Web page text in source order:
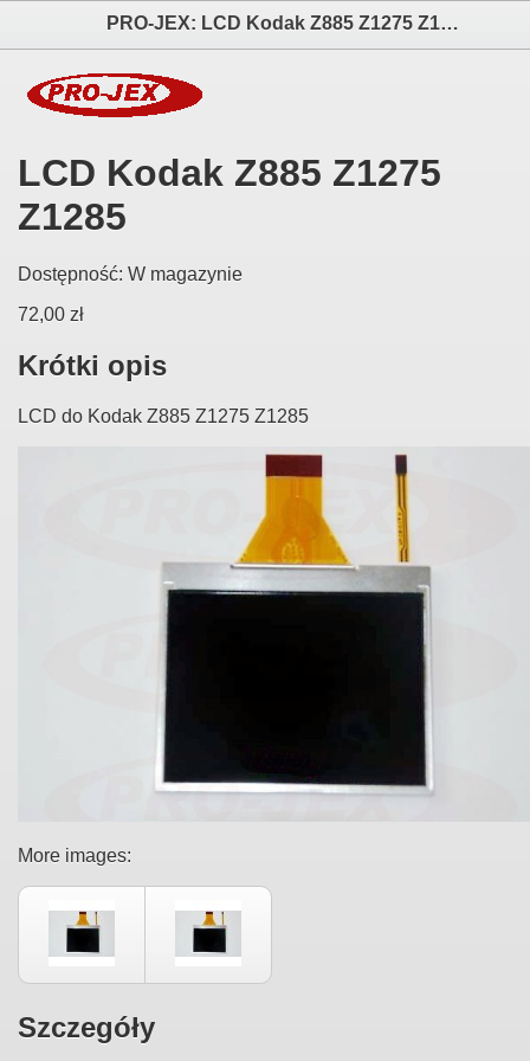
PRO-JEX: LCD Kodak Z885 Z1275 Z1285 elektronika i akcesoria aparatów fotograficznych
LCD Kodak Z885 Z1275
Z1285
Dostępność: W magazynie
72,00 zł
Krótki opis
LCD do Kodak Z885 Z1275 Z1285
More images:
Szczegóły